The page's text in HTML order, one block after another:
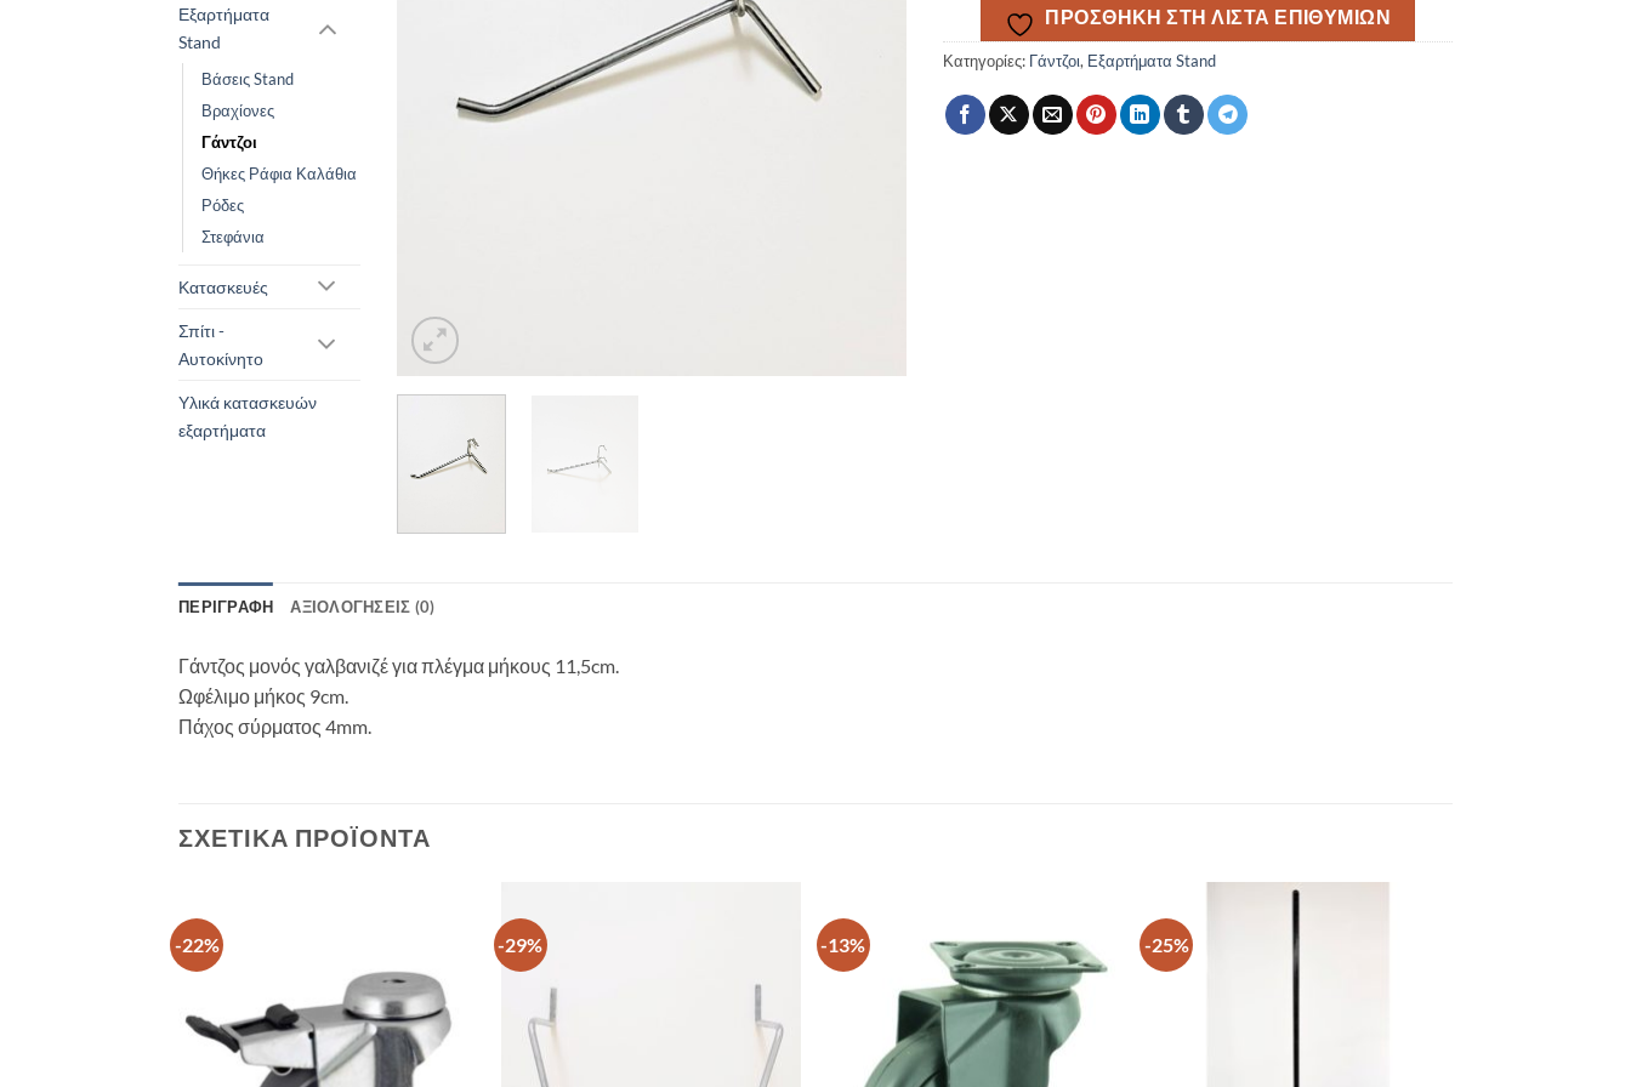
Εξαρτήματα
Stand
Βάσεις Stand
Βραχίονες
Γάντζοι
Θήκες Ράφια Καλάθια
Ρόδες
Στεφάνια
Κατασκευές
Σπίτι -
Αυτοκίνητο
Υλικά κατασκευών
εξαρτήματα
ΠΡΟΣΘΉΚΗ ΣΤΗ ΛΊΣΤΑ ΕΠΙΘΥΜΙΏΝ
Κατηγορίες: Γάντζοι, Εξαρτήματα Stand
ΠΕΡΙΓΡΑΦΉ ΑΞΙΟΛΟΓΉΣΕΙΣ (0)
Γάντζος μονός γαλβανιζέ για πλέγμα μήκους 11,5cm.
Ωφέλιμο μήκος 9cm.
Πάχος σύρματος 4mm.
ΣΧΕΤΙΚΆ ΠΡΟΪΌΝΤΑ
-22%
ΣΤΗ ΛΊΣΤΑ
ΕΠΙΘΥΜΙΏΝ
-29%
ΕΠΙΘΥΜΙΏΝ
-13%
ΠΡΟΣΘΉΚΗ
ΣΤΗ ΛΊΣΤΑ
ΕΠΙΘΥΜΙΏΝ
-25%